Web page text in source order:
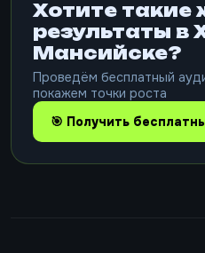
Хотите такие
результаты в
Мансийске?
Проведём бесплатный
покажем точки роста
🎯 Получить